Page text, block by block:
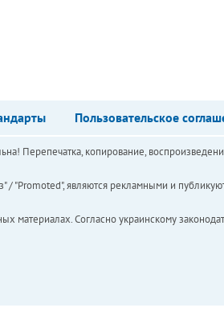
Пользовательское
Перепечатка, копирование,
являются рекламными и
Согласно украинскому